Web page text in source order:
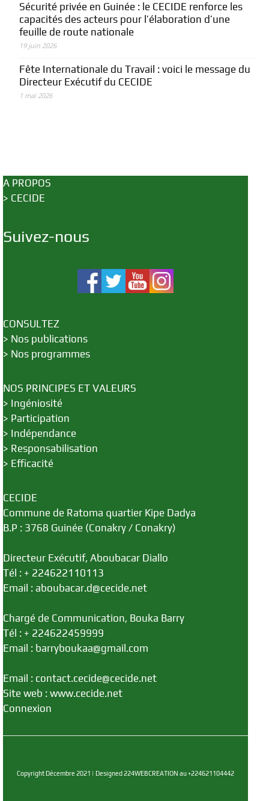
Sécurité privée en Guinée : le CECIDE renforce les
capacités des acteurs pour l’élaboration d’une
feuille de route nationale
19 juin 2026
Fête Internationale du Travail : voici le message du
Directeur Exécutif du CECIDE
1 mai 2026
A PROPOS
> CECIDE
Suivez-nous
CONSULTEZ
> Nos publications
> Nos programmes
NOS PRINCIPES ET VALEURS
> Ingéniosité
> Participation
> Indépendance
> Responsabilisation
> Efficacité
CECIDE
Commune de Ratoma quartier Kipe Dadya
B.P : 3768 Guinée (Conakry / Conakry)
Directeur Exécutif, Aboubacar Diallo
Tél : + 224622110113
Email : aboubacar.d@cecide.net
Chargé de Communication, Bouka Barry
Tél : + 224622459999
Email : barryboukaa@gmail.com
Email : contact.cecide@cecide.net
Site web : www.cecide.net
Connexion
Copyright Décembre 2021 | Designed 224WEBCREATION au +224621104442